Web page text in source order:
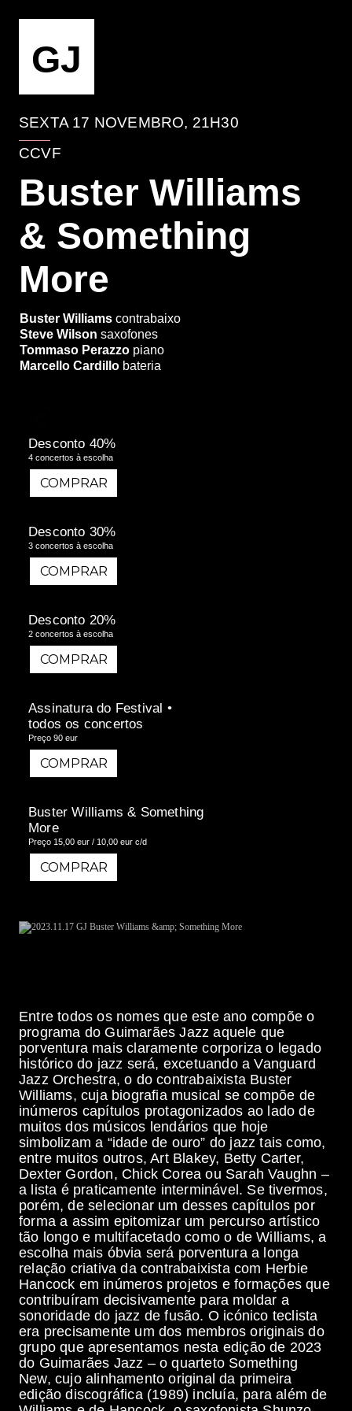
GJ
SEXTA 17 NOVEMBRO, 21H30
CCVF
Buster Williams
& Something
More
Buster Williams contrabaixo
Steve Wilson saxofones
Tommaso Perazzo piano
Marcello Cardillo bateria
Desconto 40%
4 concertos à escolha
COMPRAR
COMPRAR
Desconto 30%
3 concertos à escolha
COMPRAR
COMPRAR
Desconto 20%
2 concertos à escolha
COMPRAR
COMPRAR
Assinatura do Festival •
todos os concertos
Preço 90 eur
COMPRAR
COMPRAR
Buster Williams & Something
More
Preço 15,00 eur / 10,00 eur c/d
COMPRAR
COMPRAR
Entre todos os nomes que este ano compõe o
programa do Guimarães Jazz aquele que
porventura mais claramente corporiza o legado
histórico do jazz será, excetuando a Vanguard
Jazz Orchestra, o do contrabaixista Buster
Williams, cuja biografia musical se compõe de
inúmeros capítulos protagonizados ao lado de
muitos dos músicos lendários que hoje
simbolizam a “idade de ouro” do jazz tais como,
entre muitos outros, Art Blakey, Betty Carter,
Dexter Gordon, Chick Corea ou Sarah Vaughn –
a lista é praticamente interminável. Se tivermos,
porém, de selecionar um desses capítulos por
forma a assim epitomizar um percurso artístico
tão longo e multifacetado como o de Williams, a
escolha mais óbvia será porventura a longa
relação criativa da contrabaixista com Herbie
Hancock em inúmeros projetos e formações que
contribuíram decisivamente para moldar a
sonoridade do jazz de fusão. O icónico teclista
era precisamente um dos membros originais do
grupo que apresentamos nesta edição de 2023
do Guimarães Jazz – o quarteto Something
New, cujo alinhamento original da primeira
edição discográfica (1989) incluía, para além de